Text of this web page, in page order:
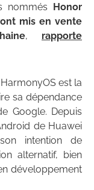
nommés Honor
mis en vente
, rapporte
est la
sa dépendance
Google. Depuis
de Huawei
intention de
alternatif, bien
développement